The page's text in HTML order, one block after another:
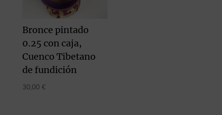
Bronce pintado
0.25 con caja,
Cuenco Tibetano
de fundición
30,00 €